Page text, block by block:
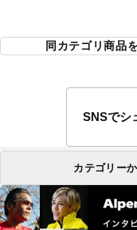
同カテゴリ商品
SNSでシ
カテゴリー